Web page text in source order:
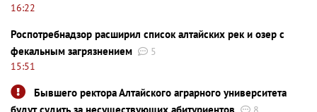
16:22
Роспотребнадзор расширил список алтайских рек и озер с
фекальным загрязнением
5
15:51
Бывшего ректора Алтайского аграрного университета